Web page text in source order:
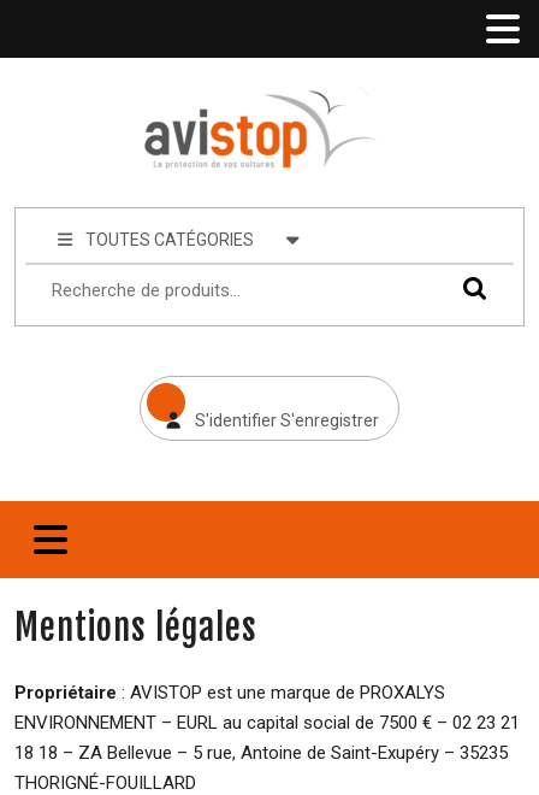
TOUTES CATÉGORIES
S'identifier S'enregistrer
Mentions légales
Propriétaire : AVISTOP est une marque de PROXALYS
ENVIRONNEMENT – EURL au capital social de 7500 € – 02 23 21
18 18 – ZA Bellevue – 5 rue, Antoine de Saint-Exupéry – 35235
THORIGNÉ-FOUILLARD